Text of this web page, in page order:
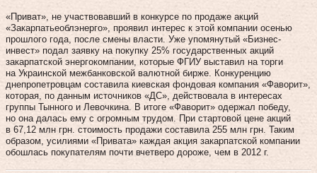
«Приват», не участвовавший в конкурсе по продаже акций
«Закарпатьеоблэнерго», проявил инте­рес к этой компании осенью
прошлого года, после смены власти. Уже упомянутый «Бизнес-
инвест» подал заявку на покупку 25% государственных акций
закарпатской энергокомпании, которые ФГИУ выставил на торги
на Украинской межбанковской валютной бирже. Конкуренцию
днепропетровцам составила киевская фондовая компания «Фаворит»,
которая, по данным источников «ДС», действовала в интересах
группы Тынного и Левочкина. В итоге «Фаворит» одержал победу,
но она далась ему с огромным трудом. При стартовой цене акций
в 67,12 млн грн. стоимость продажи составила 255 млн грн. Таким
образом, усилиями «Привата» каждая акция закарпатской компании
обошлась покупателям почти вчетверо дороже, чем в 2012 г.